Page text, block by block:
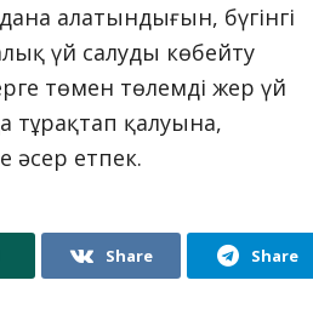
алатындығын, бүгінгі
үй салуды көбейту
төмен төлемді жер үй
тұрақтап қалуына,
әсер етпек.
Share Share